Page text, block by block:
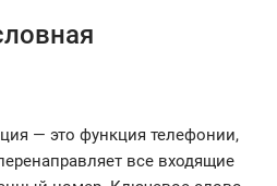
— это функция телефонии,
все входящие